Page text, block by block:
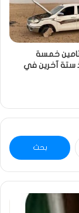
خمسة
ستة آخرين في
البحث
عن: